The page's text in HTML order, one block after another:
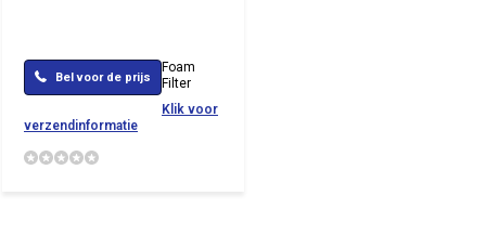
Bel voor de prijs
Foam
Filter
Klik voor
verzendinformatie